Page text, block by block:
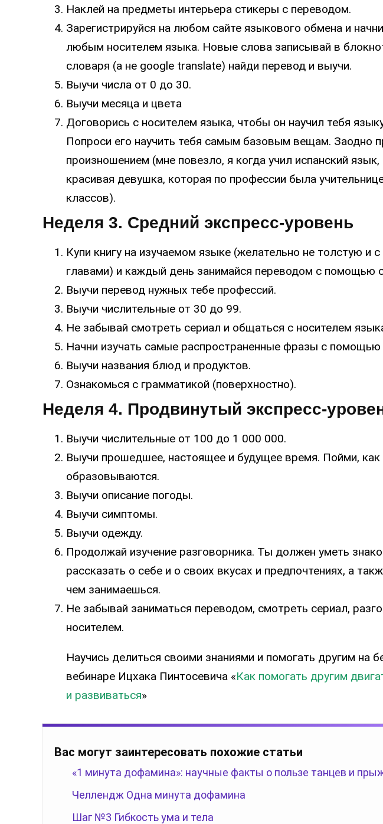
Наклей на предметы интерьера стикеры с переводом.
Зарегистрируйся на любом сайте языкового обмена и
любым носителем языка. Новые слова записывай в
словаря (а не google translate) найди перевод и выучи.
Выучи числа от 0 до 30.
Выучи месяца и цвета
Договорись с носителем языка, чтобы он научил тебя
Попроси его научить тебя самым базовым вещам. Заодно
произношением (мне повезло, я когда учил испанский
красивая девушка, которая по профессии была
классов).
Неделя 3. Средний экспресс-уровень
Купи книгу на изучаемом языке (желательно не толстую и
главами) и каждый день занимайся переводом с помощью
Выучи перевод нужных тебе профессий.
Выучи числительные от 30 до 99.
Не забывай смотреть сериал и общаться с носителем
Начни изучать самые распространенные фразы с помощью
Выучи названия блюд и продуктов.
Ознакомься с грамматикой (поверхностно).
Неделя 4. Продвинутый экспресс-
Выучи числительные от 100 до 1 000 000.
Выучи прошедшее, настоящее и будущее время. Пойми, как
образовываются.
Выучи описание погоды.
Выучи симптомы.
Выучи одежду.
Продолжай изучение разговорника. Ты должен уметь
рассказать о себе и о своих вкусах и предпочтениях, а
чем занимаешься.
Не забывай заниматься переводом, смотреть сериал,
носителем.
Научись делиться своими знаниями и помогать другим на
вебинаре Ицхака Пинтосевича «Как помогать другим
и развиваться»
Вас могут заинтересовать похожие статьи
«1 минута дофамина»: научные факты о пользе танцев и
Челлендж Одна минута дофамина
Шаг №3 Гибкость ума и тела